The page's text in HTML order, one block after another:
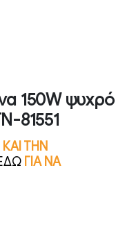
150W ψυχρό
81551
ΤΗΝ
ΓΙΑ ΝΑ